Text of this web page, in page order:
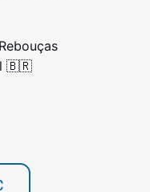
🇧🇷